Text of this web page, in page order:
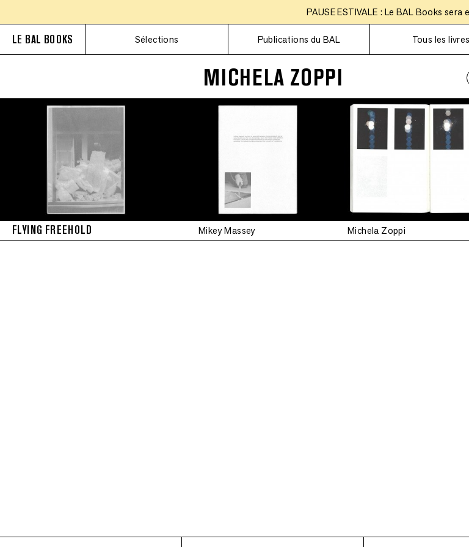
PAUSE ESTIVALE : Le BAL Books sera
LE BAL BOOKS Sélections Publications du BAL Tous les livres
MICHELA ZOPPI
FLYING FREEHOLD Mikey Massey Michela Zoppi